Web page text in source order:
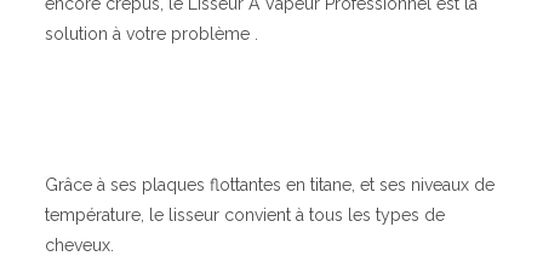
solution à votre problème .
Grâce à ses plaques flottantes en titane, et ses niveaux de
température, le lisseur convient à tous les types de
cheveux.